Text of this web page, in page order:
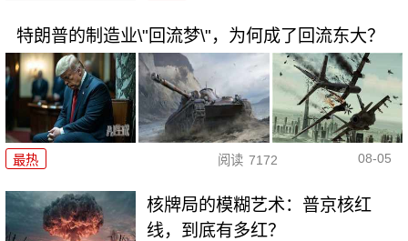
特朗普的制造业\"回流梦\"，为何成了回流东大？
最热 阅读 7172 08-05
核牌局的模糊艺术：普京核红
线，到底有多红？